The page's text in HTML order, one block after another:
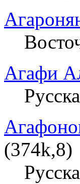
Агафи
(374k,8)